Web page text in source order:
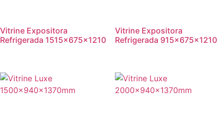
Vitrine Expositora
Refrigerada 1515x675x1210
Vitrine Expositora
Refrigerada 915x675x1210